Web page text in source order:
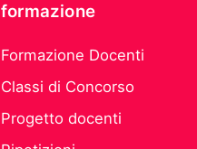
formazione
Formazione Docenti
Classi di Concorso
Progetto docenti